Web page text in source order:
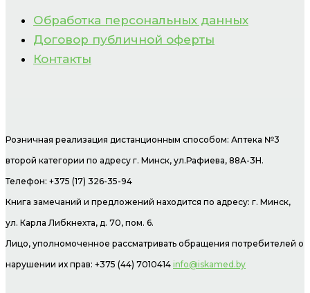
Обработка персональных данных
Договор публичной оферты
Контакты
Розничная реализация дистанционным способом: Аптека №3
второй категории по адресу г. Минск, ул.Рафиева, 88А-3Н.
Телефон: +375 (17) 326-35-94
Книга замечаний и предложений находится по адресу: г. Минск,
ул. Карла Либкнехта, д. 70, пом. 6.
Лицо, уполномоченное рассматривать обращения потребителей о
нарушении их прав: +375 (44) 7010414 info@iskamed.by